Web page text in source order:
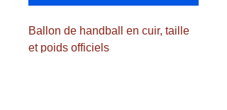
Ballon de handball en cuir, taille
et poids officiels